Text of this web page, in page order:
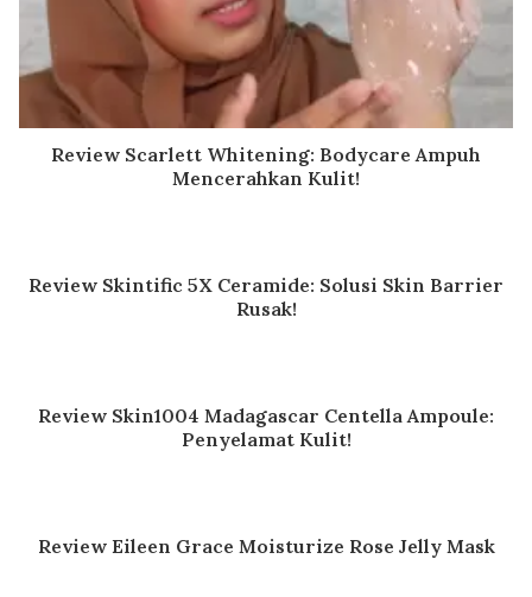
Review Scarlett Whitening: Bodycare Ampuh
Mencerahkan Kulit!
Review Skintific 5X Ceramide: Solusi Skin Barrier
Rusak!
Review Skin1004 Madagascar Centella Ampoule:
Penyelamat Kulit!
Review Eileen Grace Moisturize Rose Jelly Mask